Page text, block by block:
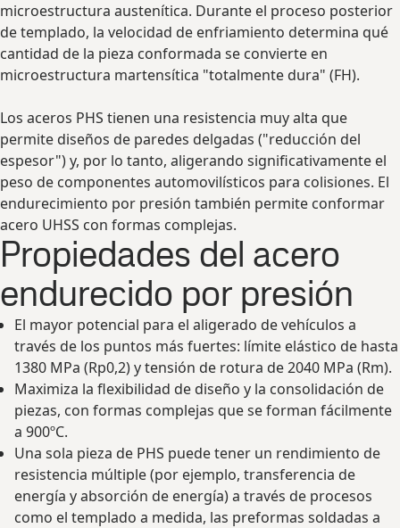
microestructura austenítica. Durante el proceso posterior
de templado, la velocidad de enfriamiento determina qué
cantidad de la pieza conformada se convierte en
microestructura martensítica "totalmente dura" (FH).
Los aceros PHS tienen una resistencia muy alta que
permite diseños de paredes delgadas ("reducción del
espesor") y, por lo tanto, aligerando significativamente el
peso de componentes automovilísticos para colisiones. El
endurecimiento por presión también permite conformar
acero UHSS con formas complejas.
Propiedades del acero
endurecido por presión
El mayor potencial para el aligerado de vehículos a
través de los puntos más fuertes: límite elástico de hasta
1380 MPa (Rp0,2) y tensión de rotura de 2040 MPa (Rm).
Maximiza la flexibilidad de diseño y la consolidación de
piezas, con formas complejas que se forman fácilmente
a 900ºC.
Una sola pieza de PHS puede tener un rendimiento de
resistencia múltiple (por ejemplo, transferencia de
energía y absorción de energía) a través de procesos
como el templado a medida, las preformas soldadas a